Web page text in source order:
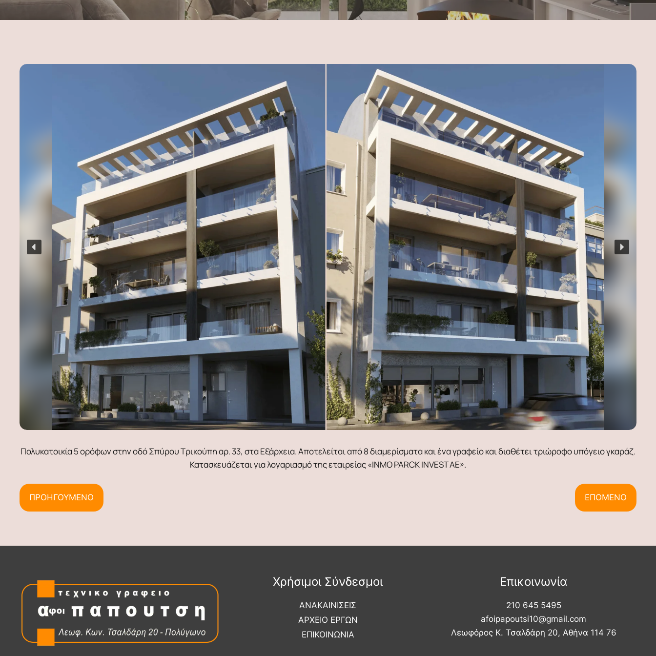
Πολυκατοικία 5 ορόφων στην οδό Σπύρου Τρικούπη αρ. 33, στα Εξάρχεια. Αποτελείται από 8 διαμερίσματα και ένα γραφείο και διαθέτει τριώροφο υπόγειο γκαράζ.
Κατασκευάζεται για λογαριασμό της εταιρείας «INMO PARCK INVEST AE».
ΠΡΟΗΓΟΥΜΕΝΟ ΕΠΟΜΕΝΟ
Χρήσιμοι Σύνδεσμοι
ΑΝΑΚΑΙΝΙΣΕΙΣ
ΑΡΧΕΙΟ ΕΡΓΩΝ
ΕΠΙΚΟΙΝΩΝΙΑ
Επικοινωνία
210 645 5495
afoipapoutsi10@gmail.com
Λεωφόρος Κ. Τσαλδάρη 20, Αθήνα 114 76